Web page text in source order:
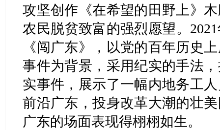
攻坚创作《在希望的田野上》
农民脱贫致富的强烈愿望。
《闯广东》，以党的百年历史
事件为背景，采用纪实的手法
实事件，展示了一幅内地务工
前沿广东，投身改革大潮的壮
广东的场面表现得栩栩如生。